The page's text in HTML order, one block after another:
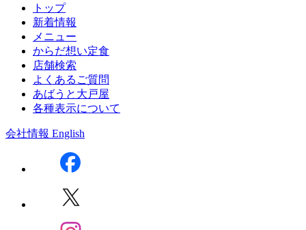
トップ
新着情報
メニュー
からだ想い定食
店舗検索
よくあるご質問
あばうと大戸屋
各種表示について
会社情報 English